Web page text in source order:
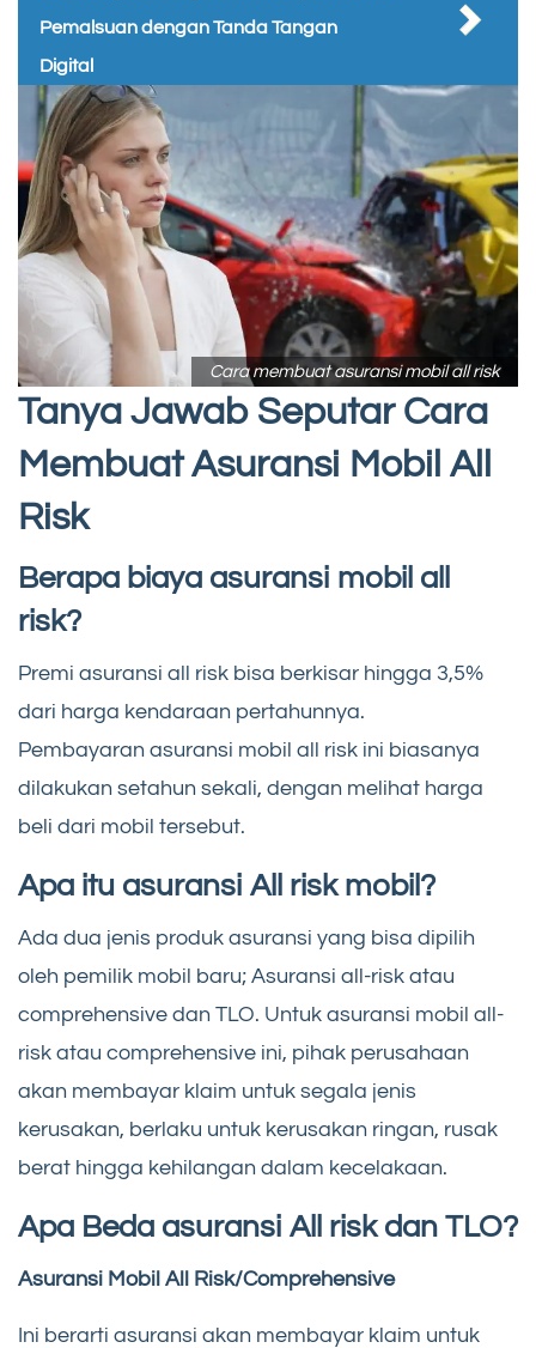
Pemalsuan dengan Tanda Tangan
Digital
Cara membuat asuransi mobil all risk
Tanya Jawab Seputar Cara
Membuat Asuransi Mobil All
Risk
Berapa biaya asuransi mobil all
risk?
Premi asuransi all risk bisa berkisar hingga 3,5%
dari harga kendaraan pertahunnya.
Pembayaran asuransi mobil all risk ini biasanya
dilakukan setahun sekali, dengan melihat harga
beli dari mobil tersebut.
Apa itu asuransi All risk mobil?
Ada dua jenis produk asuransi yang bisa dipilih
oleh pemilik mobil baru; Asuransi all-risk atau
comprehensive dan TLO. Untuk asuransi mobil all-
risk atau comprehensive ini, pihak perusahaan
akan membayar klaim untuk segala jenis
kerusakan, berlaku untuk kerusakan ringan, rusak
berat hingga kehilangan dalam kecelakaan.
Apa Beda asuransi All risk dan TLO?
Asuransi Mobil All Risk/Comprehensive
Ini berarti asuransi akan membayar klaim untuk